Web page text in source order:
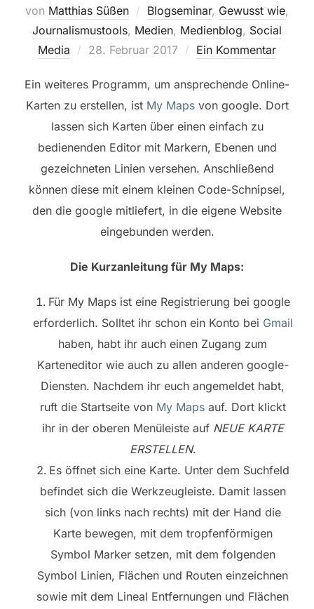
von Matthias Süßen Blogseminar, Gewusst wie,
Journalismustools, Medien, Medienblog, Social
Media
Veröffentlicht
28. Februar 2017 Ein Kommentar
Ein weiteres Programm, um ansprechende Online-
Karten zu erstellen, ist My Maps von google. Dort
lassen sich Karten über einen einfach zu
bedienenden Editor mit Markern, Ebenen und
gezeichneten Linien versehen. Anschließend
können diese mit einem kleinen Code-Schnipsel,
den die google mitliefert, in die eigene Website
eingebunden werden.
Die Kurzanleitung für My Maps:
Für My Maps ist eine Registrierung bei google
erforderlich. Solltet ihr schon ein Konto bei Gmail
haben, habt ihr auch einen Zugang zum
Karteneditor wie auch zu allen anderen google-
Diensten. Nachdem ihr euch angemeldet habt,
ruft die Startseite von My Mapsauf. Dort klickt
ihr in der oberen Menüleiste auf NEUE KARTE
ERSTELLEN.
Es öffnet sich eine Karte. Unter dem Suchfeld
befindet sich die Werkzeugleiste. Damit lassen
sich (von links nach rechts) mit der Hand die
Karte bewegen, mit dem tropfenförmigen
Symbol Marker setzen, mit dem folgenden
Symbol Linien, Flächen und Routen einzeichnen
sowie mit dem Lineal Entfernungen und Flächen